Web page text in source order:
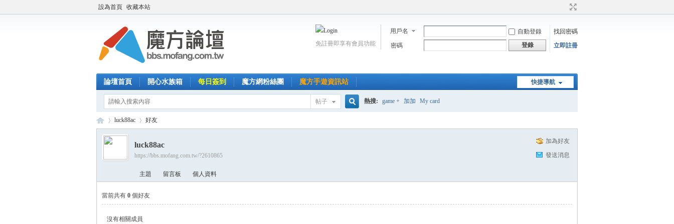
設為首頁 收藏本站
用戶名 自動登錄
找回密碼
密碼
登錄 立即註冊
免註冊即享有會員功能
快捷導航
論壇首頁 開心水族箱 每日簽到 魔方網粉絲團 魔方手遊資訊站
帖子 熱搜: game + 加加 My card
›
luck88ac 好友
加為好友
發送消息
luck88ac
https://bbs.mofang.com.tw/?2610865
主題 留言板 個人資料
當前共有 0 個好友
沒有相關成員